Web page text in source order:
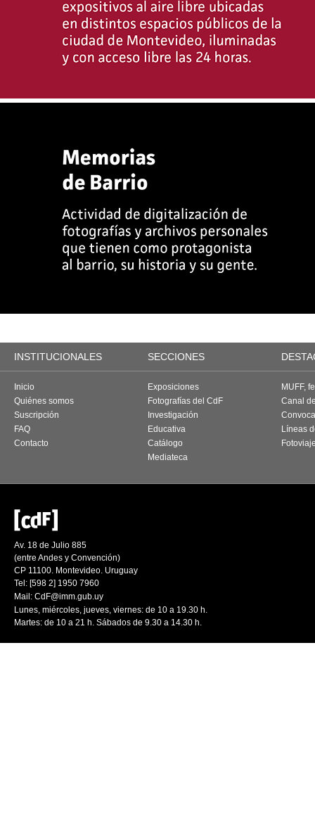
INSTITUCIONALES SECCIONES
Inicio
Quiénes somos
Suscripción
FAQ
Contacto
Exposiciones
Fotografías del CdF
Investigación
Educativa
Catálogo
Mediateca
MUFF,
Canal
Líneas
Av. 18 de Julio 885
(entre Andes y Convención)
CP 11100. Montevideo. Uruguay
Tel: [598 2] 1950 7960
Mail: CdF@imm.gub.uy
Lunes, miércoles, jueves, viernes: de 10 a 19.30 h.
Martes: de 10 a 21 h. Sábados de 9.30 a 14.30 h.